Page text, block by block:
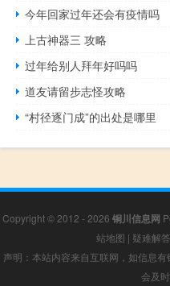
今年回家过年还会有疫情吗
上古神器三 攻略
过年给别人拜年好吗吗
道友请留步志怪攻略
“村径逐门成”的出处是哪里
Copyright © 2012 - 2026 铜川信息网
站地图 | 疑难解答
声明：本站内容来自互联网，如信息
会及